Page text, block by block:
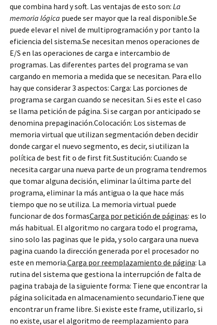
que combina hard y soft. Las ventajas de esto son: La
memoria lógica puede ser mayor que la real disponible.Se
puede elevar el nivel de multiprogramación y por tanto la
eficiencia del sistema.Se necesitan menos operaciones de
E/S en las operaciones de carga e intercambio de
programas. Las diferentes partes del programa se van
cargando en memoria a medida que se necesitan. Para ello
hay que considerar 3 aspectos: Carga: Las porciones de
programa se cargan cuando se necesitan. Si es este el caso
se llama petición de página. Si se cargan por anticipado se
denomina prepaginación.Colocación: Los sistemas de
memoria virtual que utilizan segmentación deben decidir
donde cargar el nuevo segmento, es decir, si utilizan la
política de best fit o de first fit.Sustitución: Cuando se
necesita cargar una nueva parte de un programa tendremos
que tomar alguna decisión, eliminar la última parte del
programa, eliminar la más antigua o la que hace más
tiempo que no se utiliza. La memoria virtual puede
funcionar de dos formasCarga por petición de páginas: es lo
más habitual. El algoritmo no cargara todo el programa,
sino solo las paginas que le pida, y solo cargara una nueva
pagina cuando la dirección generada por el procesador no
este en memoria.Carga por reemplazamiento de página: La
rutina del sistema que gestiona la interrupción de falta de
pagina trabaja de la siguiente forma: Tiene que encontrar la
página solicitada en almacenamiento secundario.Tiene que
encontrar un frame libre. Si existe este frame, utilizarlo, si
no existe, usar el algoritmo de reemplazamiento para